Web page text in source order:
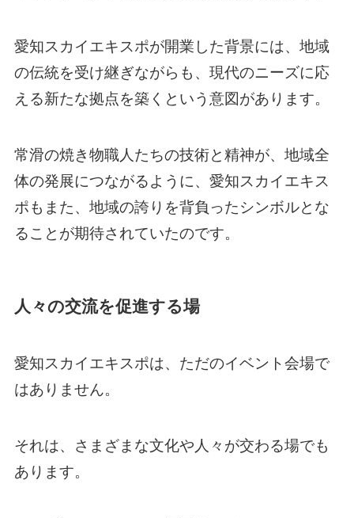
愛知スカイエキスポが開業した背景には、地域
の伝統を受け継ぎながらも、現代のニーズに応
える新たな拠点を築くという意図があります。
常滑の焼き物職人たちの技術と精神が、地域全
体の発展につながるように、愛知スカイエキス
ポもまた、地域の誇りを背負ったシンボルとな
ることが期待されていたのです。
人々の交流を促進する場
愛知スカイエキスポは、ただのイベント会場で
はありません。
それは、さまざまな文化や人々が交わる場でも
あります。